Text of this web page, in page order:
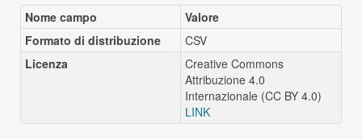
Nome campo
Valore
Formato di distribuzione
CSV
Licenza
Creative Commons
Attribuzione 4.0
Internazionale (CC BY 4.0)
LINK